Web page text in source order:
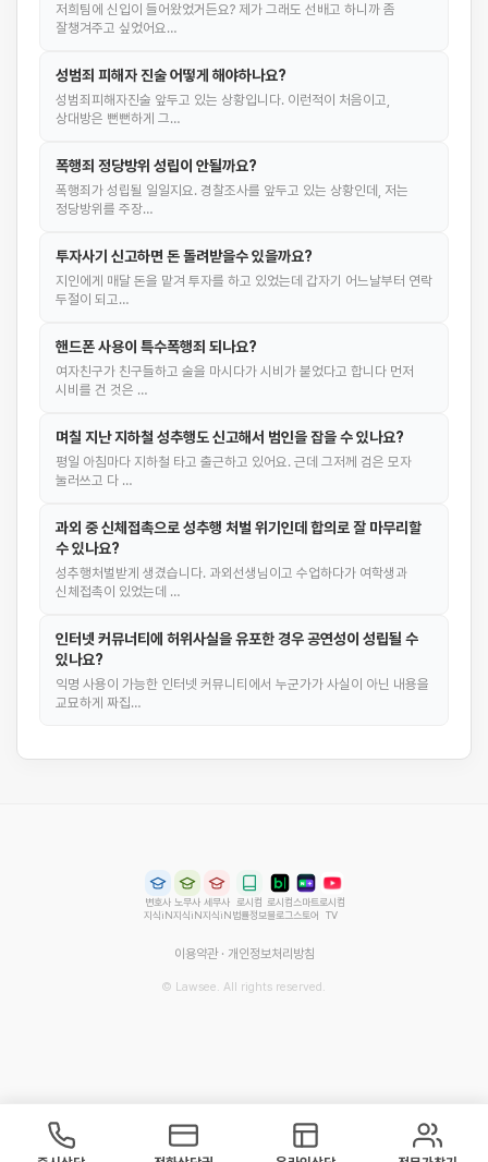
저희팀에 신입이 들어왔었거든요? 제가 그래도 선배고 하니까 좀
잘챙겨주고 싶었어요…
성범죄 피해자 진술 어떻게 해야하나요?
성범죄피해자진술 앞두고 있는 상황입니다. 이런적이 처음이고,
상대방은 뻔뻔하게 그…
폭행죄 정당방위 성립이 안될까요?
폭행죄가 성립될 일일지요. 경찰조사를 앞두고 있는 상황인데, 저는
정당방위를 주장…
투자사기 신고하면 돈 돌려받을수 있을까요?
지인에게 매달 돈을 맡겨 투자를 하고 있었는데 갑자기 어느날부터 연락
두절이 되고…
핸드폰 사용이 특수폭행죄 되나요?
여자친구가 친구들하고 술을 마시다가 시비가 붙었다고 합니다 먼저
시비를 건 것은 …
며칠 지난 지하철 성추행도 신고해서 범인을 잡을 수 있나요?
평일 아침마다 지하철 타고 출근하고 있어요. 근데 그저께 검은 모자
눌러쓰고 다 …
과외 중 신체접촉으로 성추행 처벌 위기인데 합의로 잘 마무리할
수 있나요?
성추행처벌받게 생겼습니다. 과외선생님이고 수업하다가 여학생과
신체접촉이 있었는데 …
인터넷 커뮤너티에 허위사실을 유포한 경우 공연성이 성립될 수
있나요?
익명 사용이 가능한 인터넷 커뮤니티에서 누군가가 사실이 아닌 내용을
교묘하게 짜집…
변호사
지식iN
노무사
지식iN
세무사
지식iN
로시컴
법률정보
로시컴
블로그
스마트
스토어
로시컴
TV
이용약관· 개인정보처리방침
© Lawsee. All rights reserved.